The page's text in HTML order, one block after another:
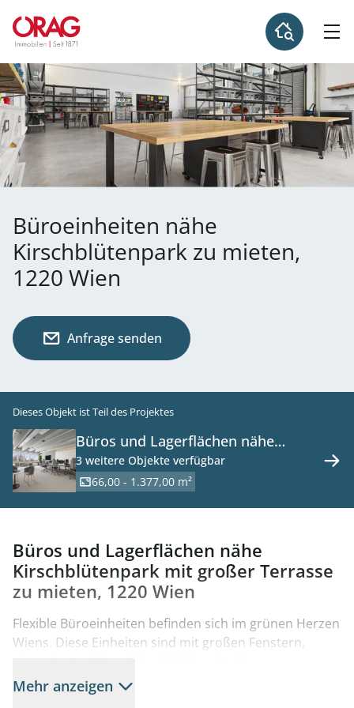
Büroeinheiten nähe
Kirschblütenpark zu mieten,
1220 Wien
Anfrage senden
Dieses Objekt ist Teil des Projektes
Büros und Lagerflächen nähe
Kirschblütenpark mit großer
Terrasse zu mieten, 1220 Wien
3 weitere Objekte verfügbar
66,00 - 1.377,00 m²
Büros und Lagerflächen nähe
Kirschblütenpark mit großer Terrasse
zu mieten, 1220 Wien
Flexible Büroeinheiten befinden sich im grünen Herzen
Wiens. Diese Einheiten sind mit großen Fenstern,
ausgestattet. Durch die Nähe zum
Verkehrsknotenpunkt Kagran ist dieser Standort
Mehr anzeigen